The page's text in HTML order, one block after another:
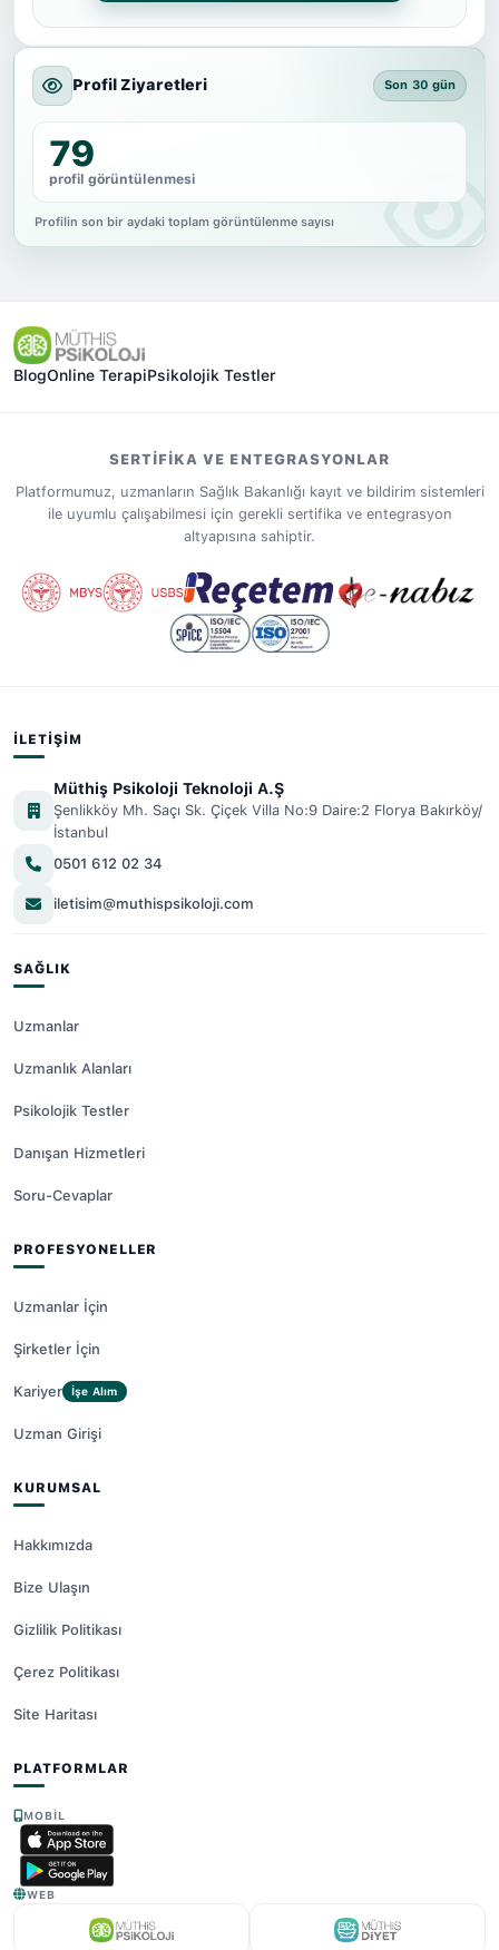
Profil Ziyaretleri Son 30 gün
79
profil görüntülenmesi
Profilin son bir aydaki toplam görüntülenme sayısı
BlogOnline TerapiPsikolojik Testler
SERTIFIKA VE ENTEGRASYONLAR
Platformumuz, uzmanların Sağlık Bakanlığı kayıt ve bildirim sistemleri
ile uyumlu çalışabilmesi için gerekli sertifika ve entegrasyon
altyapısına sahiptir.
İLETIŞIM
Müthiş Psikoloji Teknoloji A.Ş
Şenlikköy Mh. Saçı Sk. Çiçek Villa No:9 Daire:2 Florya Bakırköy/
İstanbul
0501 612 02 34
iletisim@muthispsikoloji.com
SAĞLIK
Uzmanlar
Uzmanlık Alanları
Psikolojik Testler
Danışan Hizmetleri
Soru-Cevaplar
PROFESYONELLER
Uzmanlar İçin
Şirketler İçin
Kariyer İşe Alım
Uzman Girişi
KURUMSAL
Hakkımızda
Bize Ulaşın
Gizlilik Politikası
Çerez Politikası
Site Haritası
PLATFORMLAR
MOBIL
WEB